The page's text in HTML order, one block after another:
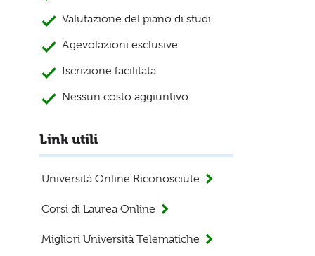
Valutazione del piano di studi
Agevolazioni esclusive
Iscrizione facilitata
Nessun costo aggiuntivo
Link utili
Università Online Riconosciute
Corsi di Laurea Online
Migliori Università Telematiche